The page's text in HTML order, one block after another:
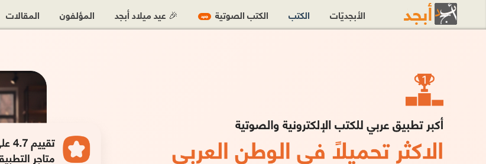
الأبجديّات الكتب الكتب الصوتية جديد 🎉 عيد ميلاد أبجد المؤلفون المقالات